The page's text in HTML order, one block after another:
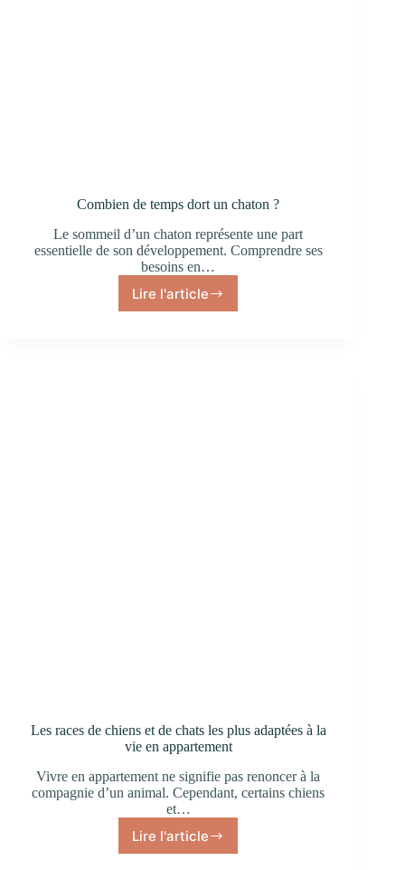
Combien de temps dort un chaton ?
Le sommeil d’un chaton représente une part
essentielle de son développement. Comprendre ses
besoins en…
Lire l'article
Les races de chiens et de chats les plus adaptées à la
vie en appartement
Vivre en appartement ne signifie pas renoncer à la
compagnie d’un animal. Cependant, certains chiens
et…
Lire l'article